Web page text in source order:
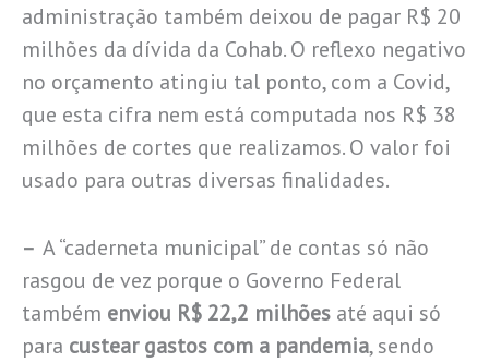
administração também deixou de pagar R$ 20
milhões da dívida da Cohab. O reflexo negativo
no orçamento atingiu tal ponto, com a Covid,
que esta cifra nem está computada nos R$ 38
milhões de cortes que realizamos. O valor foi
usado para outras diversas finalidades.
– A “caderneta municipal” de contas só não
rasgou de vez porque o Governo Federal
também enviou R$ 22,2 milhões até aqui só
para custear gastos com a pandemia, sendo